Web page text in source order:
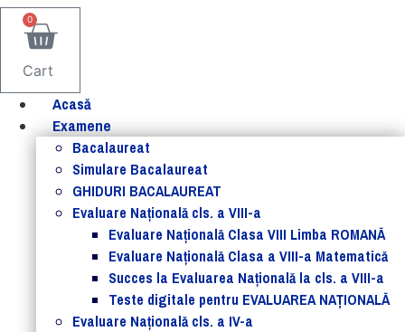
0
Cart
Acasă
Examene
Bacalaureat
Simulare Bacalaureat
GHIDURI BACALAUREAT
Evaluare Naţională cls. a VIII-a
Evaluare Naţională Clasa VIII Limba ROMANĂ
Evaluare Naţională Clasa a VIII-a Matematică
Succes la Evaluarea Națională la cls. a VIII-a
Teste digitale pentru EVALUAREA NAȚIONALĂ
Evaluare Naţională cls. a IV-a